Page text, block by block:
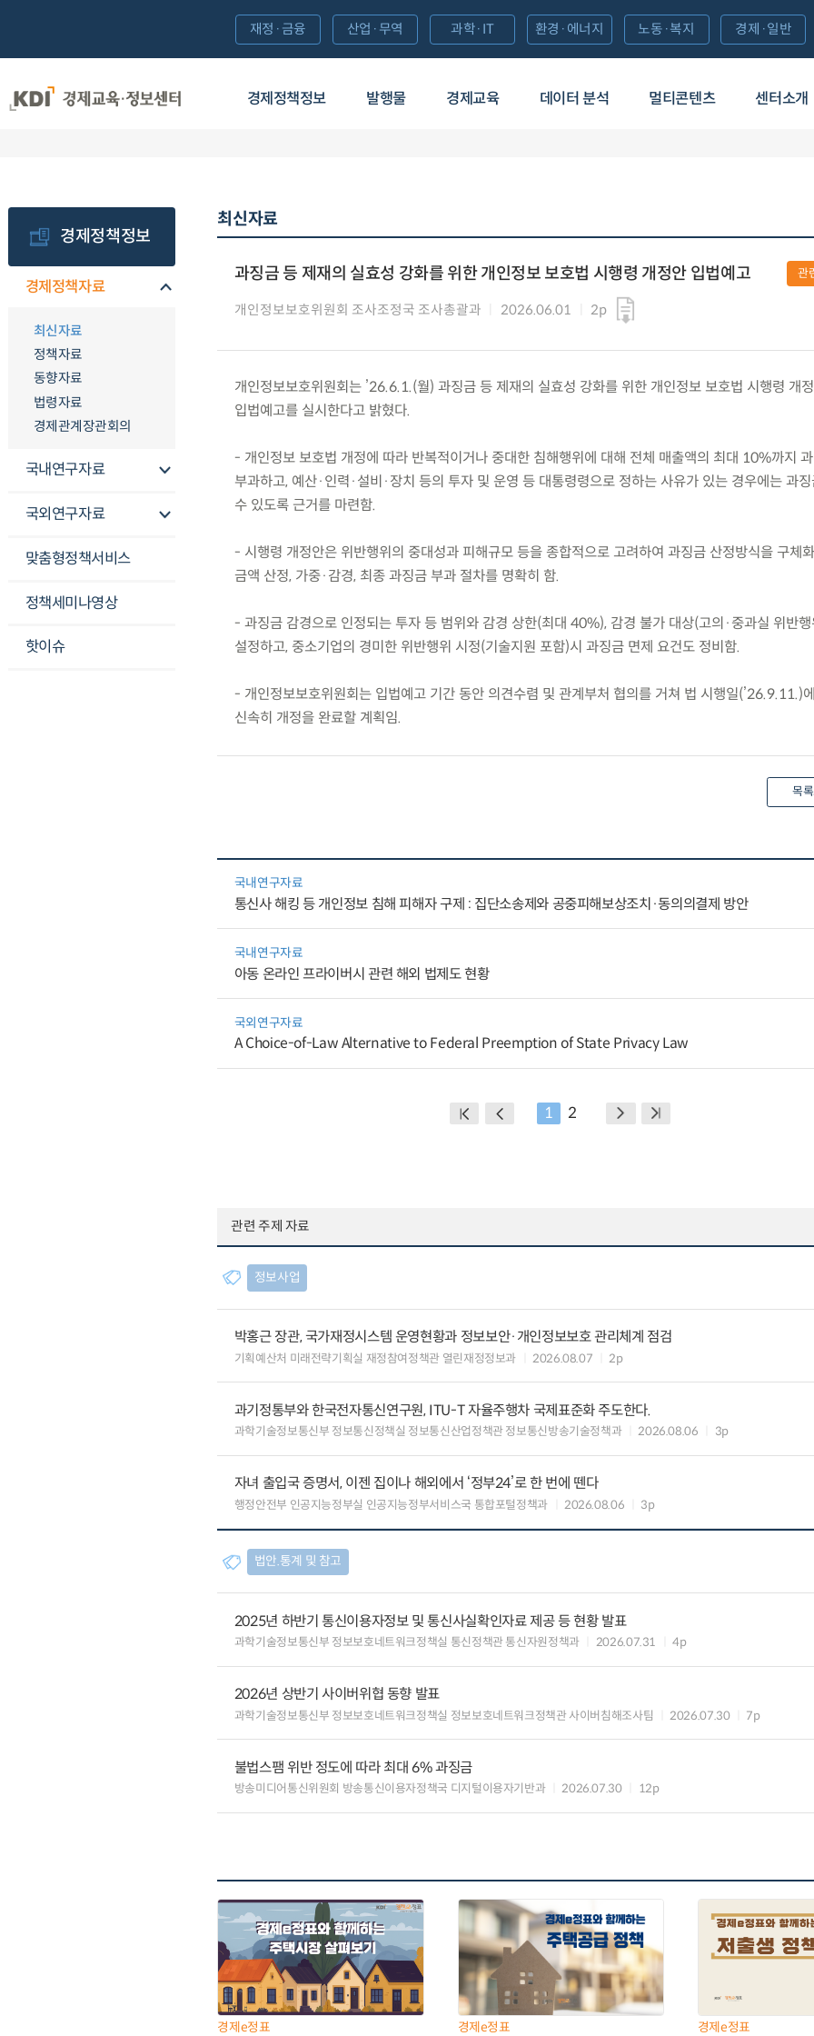
경제정책정보 발행물 경제교육 데이터 분석 멀티콘텐츠 센터소개
재정·금융 산업·무역 과학·IT 환경·에너지 노동·복지 경제·일반
경제정책정보
경제정책자료
최신자료
정책자료
동향자료
법령자료
경제관계장관회의
국내연구자료
국외연구자료
맞춤형정책서비스
정책세미나영상
핫이슈
최신자료
과징금 등 제재의 실효성 강화를 위한 개인정보 보호법 시행령 개정안 입법예고
개인정보보호위원회 조사조정국 조사총괄과 2026.06.01 2p
관
개인정보보호위원회는 ’26.6.1.(월) 과징금 등 제재의 실효성 강화를 위한 개인정보 보호법 시행령 개
입법예고를 실시한다고 밝혔다.
- 개인정보 보호법 개정에 따라 반복적이거나 중대한 침해행위에 대해 전체 매출액의 최대 10%까지
부과하고, 예산·인력·설비·장치 등의 투자 및 운영 등 대통령령으로 정하는 사유가 있는 경우에는 과
수 있도록 근거를 마련함.
- 시행령 개정안은 위반행위의 중대성과 피해규모 등을 종합적으로 고려하여 과징금 산정방식을 구체
금액 산정, 가중·감경, 최종 과징금 부과 절차를 명확히 함.
- 과징금 감경으로 인정되는 투자 등 범위와 감경 상한(최대 40%), 감경 불가 대상(고의·중과실 위반
설정하고, 중소기업의 경미한 위반행위 시정(기술지원 포함)시 과징금 면제 요건도 정비함.
- 개인정보보호위원회는 입법예고 기간 동안 의견수렴 및 관계부처 협의를 거쳐 법 시행일(’26.9.11.)
신속히 개정을 완료할 계획임.
목록
국내연구자료
통신사 해킹 등 개인정보 침해 피해자 구제 : 집단소송제와 공중피해보상조치·동의의결제 방안
국내연구자료
아동 온라인 프라이버시 관련 해외 법제도 현황
국외연구자료
A Choice-of-Law Alternative to Federal Preemption of State Privacy Law
1 2
관련 주제 자료
정보사업
박홍근 장관, 국가재정시스템 운영현황과 정보보안·개인정보보호 관리체계 점검
기획예산처 미래전략기획실 재정참여정책관 열린재정정보과 2026.08.07 2p
과기정통부와 한국전자통신연구원, ITU-T 자율주행차 국제표준화 주도한다.
과학기술정보통신부 정보통신정책실 정보통신산업정책관 정보통신방송기술정책과 2026.08.06 3p
자녀 출입국 증명서, 이젠 집이나 해외에서 ‘정부24’로 한 번에 뗀다
행정안전부 인공지능정부실 인공지능정부서비스국 통합포털정책과 2026.08.06 3p
법안.통계 및 참고
2025년 하반기 통신이용자정보 및 통신사실확인자료 제공 등 현황 발표
과학기술정보통신부 정보보호네트워크정책실 통신정책관 통신자원정책과 2026.07.31 4p
2026년 상반기 사이버위협 동향 발표
과학기술정보통신부 정보보호네트워크정책실 정보보호네트워크정책관 사이버침해조사팀 2026.07.30 7p
불법스팸 위반 정도에 따라 최대 6% 과징금
방송미디어통신위원회 방송통신이용자정책국 디지털이용자기반과 2026.07.30 12p
경제e정표 경제e정표 경제e정표